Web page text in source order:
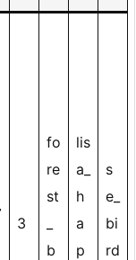
3
fo
re
st
b
lis
a_
h
a
p
s
e_
bi
rd